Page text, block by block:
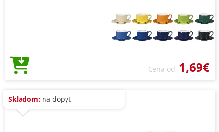
Cena od 1,69€
Skladom: na dopyt